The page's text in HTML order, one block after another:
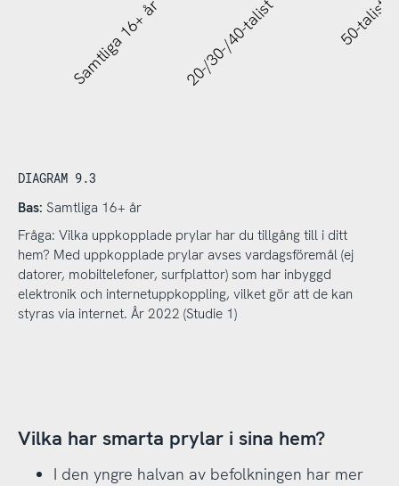
Samtliga 16+ år 20-/30-/40-talist 50-talist
DIAGRAM 9.3
Bas: Samtliga 16+ år
Fråga: Vilka uppkopplade prylar har du tillgång till i ditt
hem? Med uppkopplade prylar avses vardagsföremål (ej
datorer, mobiltelefoner, surfplattor) som har inbyggd
elektronik och internetuppkoppling, vilket gör att de kan
styras via internet. År 2022 (Studie 1)
Vilka har smarta prylar i sina hem?
I den yngre halvan av befolkningen har mer